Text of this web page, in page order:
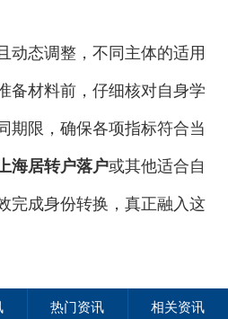
态调整，不同主体的适用
备材料前，仔细核对自身学
期限，确保各项指标符合当
海居转户落户或其他适合自
完成身份转换，真正融入这
热门资讯 相关资讯